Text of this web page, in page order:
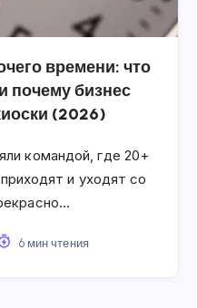
времени: что
почему бизнес
(2026)
командой, где 20+
и уходят со
6 мин чтения